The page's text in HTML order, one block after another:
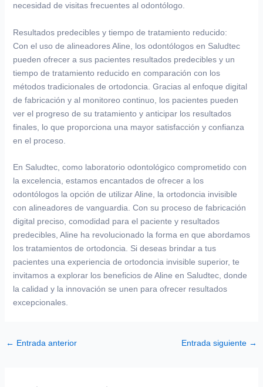
necesidad de visitas frecuentes al odontólogo.
Resultados predecibles y tiempo de tratamiento reducido:
Con el uso de alineadores Aline, los odontólogos en Saludtec
pueden ofrecer a sus pacientes resultados predecibles y un
tiempo de tratamiento reducido en comparación con los
métodos tradicionales de ortodoncia. Gracias al enfoque digital
de fabricación y al monitoreo continuo, los pacientes pueden
ver el progreso de su tratamiento y anticipar los resultados
finales, lo que proporciona una mayor satisfacción y confianza
en el proceso.
En Saludtec, como laboratorio odontológico comprometido con
la excelencia, estamos encantados de ofrecer a los
odontólogos la opción de utilizar Aline, la ortodoncia invisible
con alineadores de vanguardia. Con su proceso de fabricación
digital preciso, comodidad para el paciente y resultados
predecibles, Aline ha revolucionado la forma en que abordamos
los tratamientos de ortodoncia. Si deseas brindar a tus
pacientes una experiencia de ortodoncia invisible superior, te
invitamos a explorar los beneficios de Aline en Saludtec, donde
la calidad y la innovación se unen para ofrecer resultados
excepcionales.
← Entrada anterior Entrada siguiente →